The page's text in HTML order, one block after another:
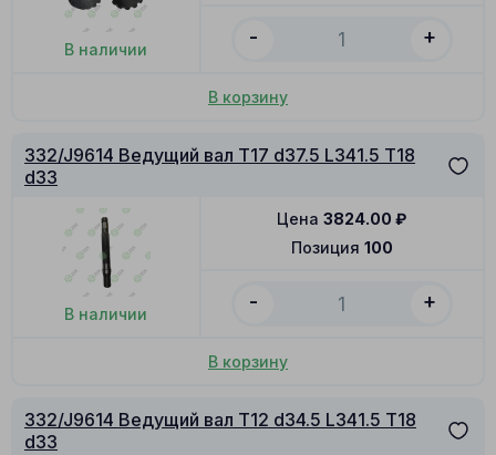
В наличии
- +
В корзину
332/J9614 Ведущий вал T17 d37.5 L341.5 T18
d33
В наличии
Позиция 100
Цена 3824.00 ₽
- +
В корзину
332/J9614 Ведущий вал T12 d34.5 L341.5 T18
d33